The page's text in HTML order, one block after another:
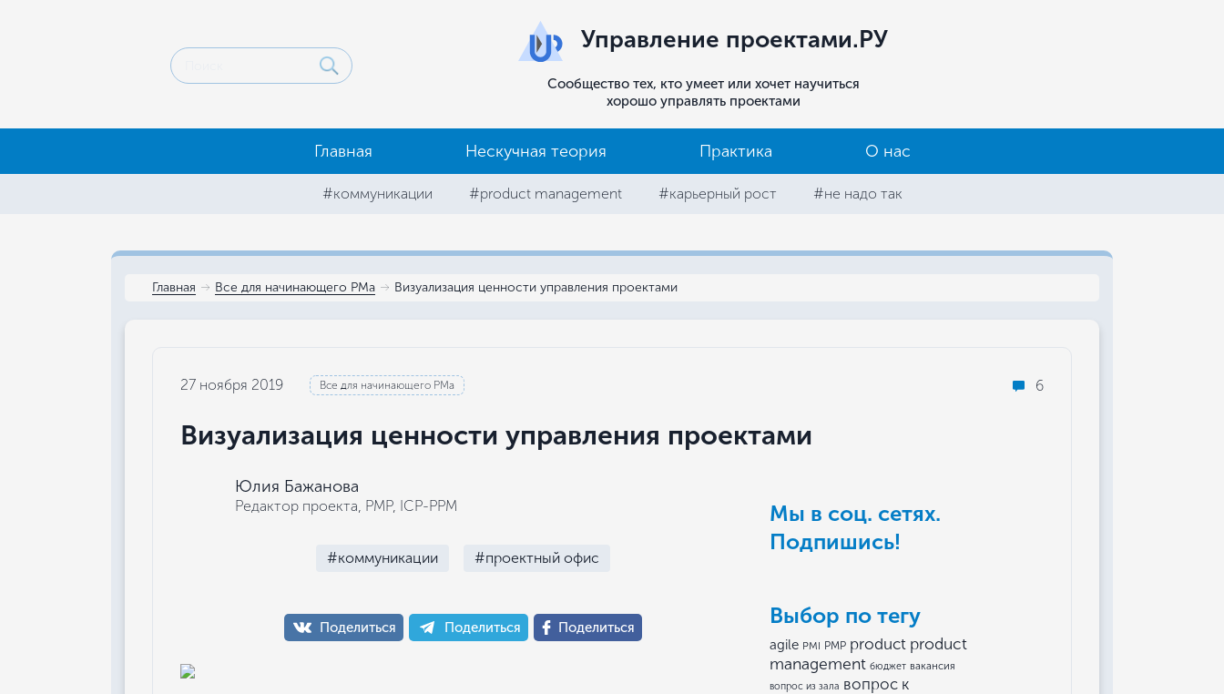
Управление проектами.РУ
Сообщество тех, кто умеет или хочет научиться
хорошо управлять проектами
Главная Нескучная теория Практика О нас
#коммуникации #product management #карьерный рост #не надо так
Главная Все для начинающего РМа Визуализация ценности управления проектами
27 ноября 2019 Все для начинающего РМа 6
Визуализация ценности управления проектами
Юлия Бажанова
Редактор проекта, РМР, ICP-PPM
#коммуникации #проектный офис
Поделиться Поделиться Поделиться
Мы в соц. сетях.
Подпишись!
Выбор по тегу
agile PMI PMP product product
management бюджет вакансия
вопрос из зала вопрос к